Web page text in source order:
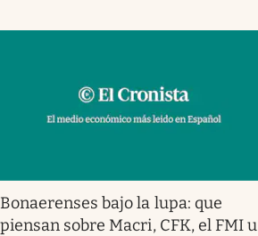
Bonaerenses bajo la lupa: que
piensan sobre Macri, CFK, el FMI u